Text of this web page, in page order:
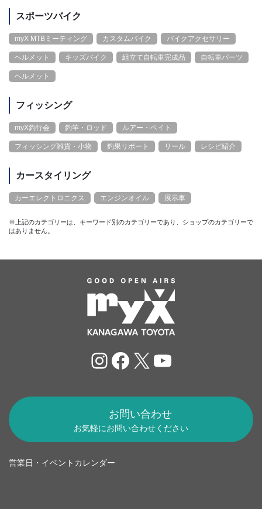
スポーツバイク
myX MTBミーティング カスタムバイク バイクアクセサリー
ヘルメット キッズバイク 組立て自転車完成品 自転車パーツ
ヘルメット
フィッシング
myX釣行会 釣竿・ロッド ルアー・ベイト
フィッシング雑貨・小物 釣果リポート リール レシピ紹介
カースタイリング
カーエレクトロニクス エンジンオイル 展示車
※上記のカテゴリーは、キーワード別のカテゴリーであり、ショップのカテゴリーで
はありません。
Instagram
Facebook
X YouTube
お問い合わせ
お気軽にお問い合わせください
営業日・イベントカレンダー